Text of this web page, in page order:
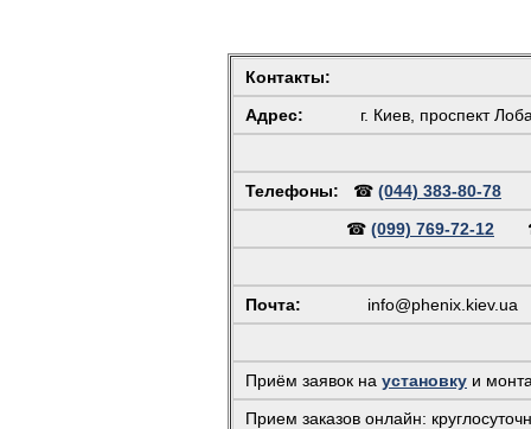
Контакты:
Адрес:
г. Киев, проспект
Телефоны: ☎ (044) 383-80-78
☎ (099) 769-72-12
Почта: info@phenix.kiev.ua
Приём заявок на установку и
Прием заказов онлайн: